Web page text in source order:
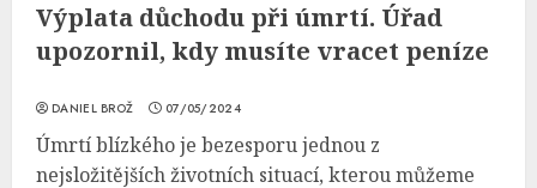
Výplata důchodu při úmrtí. Úřad
upozornil, kdy musíte vracet peníze
DANIEL BROŽ 07/05/2024
Úmrtí blízkého je bezesporu jednou z
nejsložitějších životních situací, kterou můžeme